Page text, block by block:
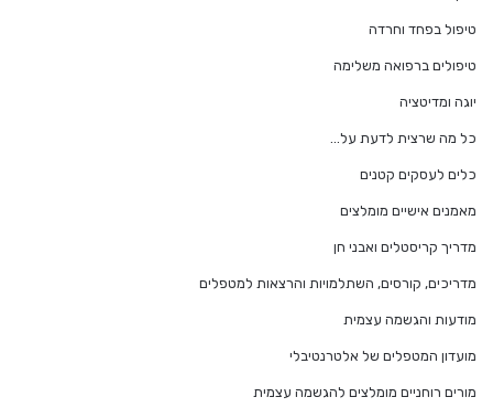
טיפול בפחד וחרדה
טיפולים ברפואה משלימה
יוגה ומדיטציה
כל מה שרצית לדעת על…
כלים לעסקים קטנים
מאמנים אישיים מומלצים
מדריך קריסטלים ואבני חן
מדריכים, קורסים, השתלמויות והרצאות למטפלים
מודעות והגשמה עצמית
מועדון המטפלים של אלטרנטיבלי
מורים רוחניים מומלצים להגשמה עצמית